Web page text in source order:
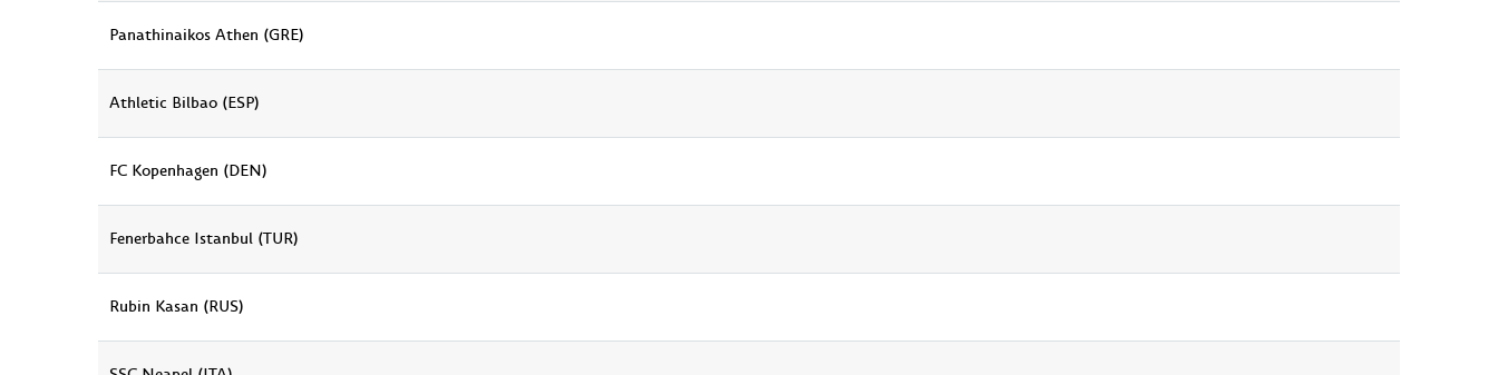
Panathinaikos Athen (GRE)
Athletic Bilbao (ESP)
FC Kopenhagen (DEN)
Fenerbahce Istanbul (TUR)
Rubin Kasan (RUS)